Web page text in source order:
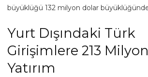
büyüklüğü 132 milyon dolar
Yurt Dışındaki Türk
Girişimlere 213
Yatırım